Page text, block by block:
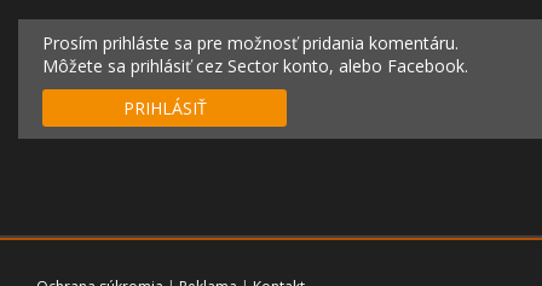
Prosím prihláste sa pre možnosť pridania komentáru.
Môžete sa prihlásiť cez Sector konto, alebo Facebook.
PRIHLÁSIŤ